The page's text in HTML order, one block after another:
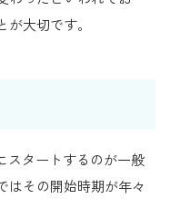
大切です。
スタートするのが一般
はその開始時期が年々